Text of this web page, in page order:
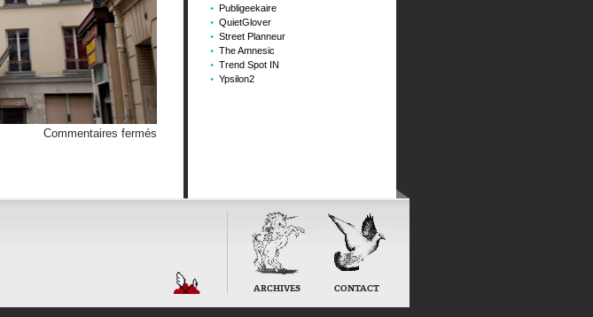
Commentaires fermés
Publigeekaire
QuietGlover
Street Planneur
The Amnesic
Trend Spot IN
Ypsilon2
ARCHIVES CONTACT